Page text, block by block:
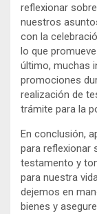
reflexionar
nuestros
con la
lo que
último, muchas
promociones
realización de
trámite para la
En conclusión,
para reflexionar
testamento y
para nuestra
dejemos en
bienes y